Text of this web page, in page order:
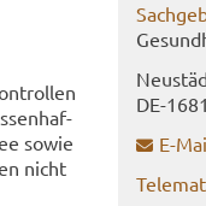
sowie
nicht
DE-​
E-​